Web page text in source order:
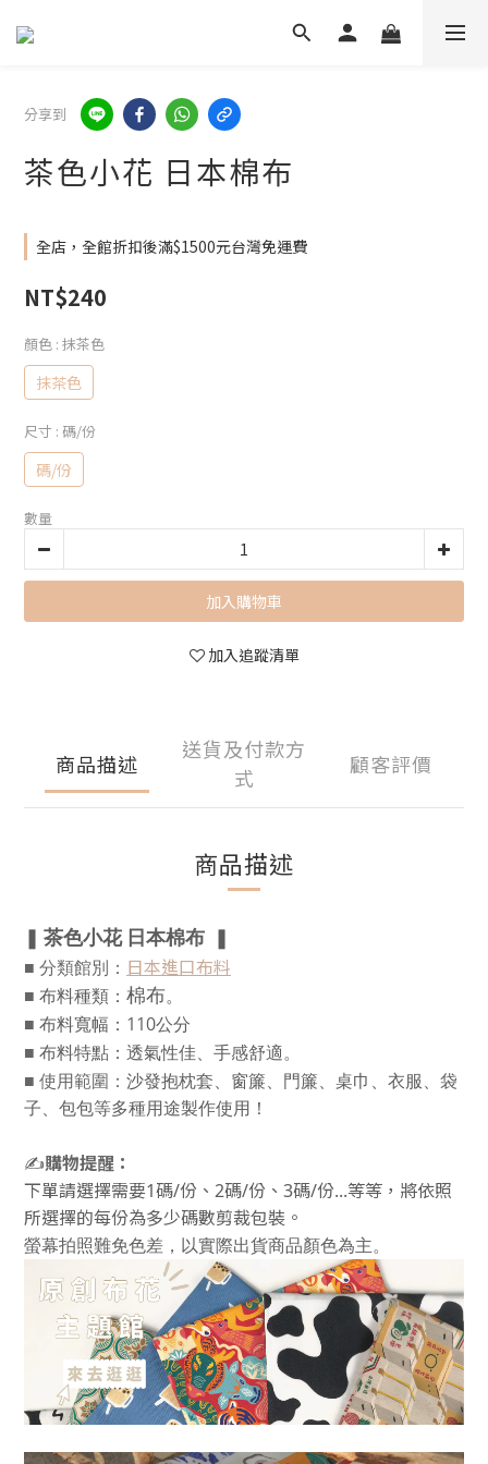
分享到
茶色小花 日本棉布
全店，全館折扣後滿$1500元台灣免運費
NT$240
顏色 : 抹茶色
抹茶色
尺寸 : 碼/份
碼/份
數量
加入購物車
加入追蹤清單
商品描述
送貨及付款方
式
顧客評價
商品描述
茶色小花 日本棉布
■ 分類館別： 日本進口布料
■ 布料種類： 棉布。
■ 布料寬幅：110公分
■ 布料特點：透氣性佳、手感舒適。
■ 使用範圍： 沙發抱枕套、窗簾、門簾、桌巾、衣服、袋
子、包包等多種用途製作使用！
✍️購物提醒：
下單請選擇需要1碼/份、2碼/份、3碼/份...等等，將依照
所選擇的每份為多少碼數剪裁包裝。
螢幕拍照難免色差，以實際出貨商品顏色為主。